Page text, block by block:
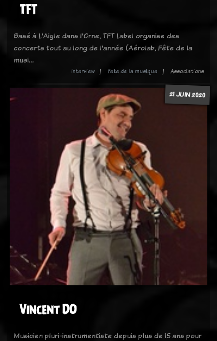
TFT
Basé à L'Aigle dans l'Orne, TFT Label organise des
concerts tout au long de l'année (Aérolab, Fête de la
musi…
interview fete de la musique Associations
21 JUIN 2020
Vincent DO
Musicien pluri-instrumentiste depuis plus de 15 ans pour